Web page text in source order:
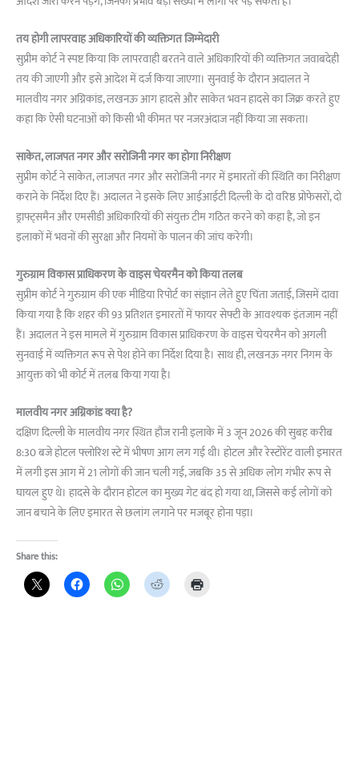
तय होगी लापरवाह अधिकारियों की व्यक्तिगत जिम्मेदारी
सुप्रीम कोर्ट ने स्पष्ट किया कि लापरवाही बरतने वाले अधिकारियों की व्यक्तिगत जवाबदेही
तय की जाएगी और इसे आदेश में दर्ज किया जाएगा। सुनवाई के दौरान अदालत ने
मालवीय नगर अग्निकांड, लखनऊ आग हादसे और साकेत भवन हादसे का जिक्र करते हुए
कहा कि ऐसी घटनाओं को किसी भी कीमत पर नजरअंदाज नहीं किया जा सकता।
साकेत, लाजपत नगर और सरोजिनी नगर का होगा निरीक्षण
सुप्रीम कोर्ट ने साकेत, लाजपत नगर और सरोजिनी नगर में इमारतों की स्थिति का निरीक्षण
कराने के निर्देश दिए हैं। अदालत ने इसके लिए आईआईटी दिल्ली के दो वरिष्ठ प्रोफेसरों, दो
ड्राफ्ट्समैन और एमसीडी अधिकारियों की संयुक्त टीम गठित करने को कहा है, जो इन
इलाकों में भवनों की सुरक्षा और नियमों के पालन की जांच करेगी।
गुरुग्राम विकास प्राधिकरण के वाइस चेयरमैन को किया तलब
सुप्रीम कोर्ट ने गुरुग्राम की एक मीडिया रिपोर्ट का संज्ञान लेते हुए चिंता जताई, जिसमें दावा
किया गया है कि शहर की 93 प्रतिशत इमारतों में फायर सेफ्टी के आवश्यक इंतजाम नहीं
हैं। अदालत ने इस मामले में गुरुग्राम विकास प्राधिकरण के वाइस चेयरमैन को अगली
सुनवाई में व्यक्तिगत रूप से पेश होने का निर्देश दिया है। साथ ही, लखनऊ नगर निगम के
आयुक्त को भी कोर्ट में तलब किया गया है।
मालवीय नगर अग्निकांड क्या है?
दक्षिण दिल्ली के मालवीय नगर स्थित हौज रानी इलाके में 3 जून 2026 की सुबह करीब
8:30 बजे होटल फ्लोरिश स्टे में भीषण आग लग गई थी। होटल और रेस्टोरेंट वाली इमारत
में लगी इस आग में 21 लोगों की जान चली गई, जबकि 35 से अधिक लोग गंभीर रूप से
घायल हुए थे। हादसे के दौरान होटल का मुख्य गेट बंद हो गया था, जिससे कई लोगों को
जान बचाने के लिए इमारत से छलांग लगाने पर मजबूर होना पड़ा।
Share this: